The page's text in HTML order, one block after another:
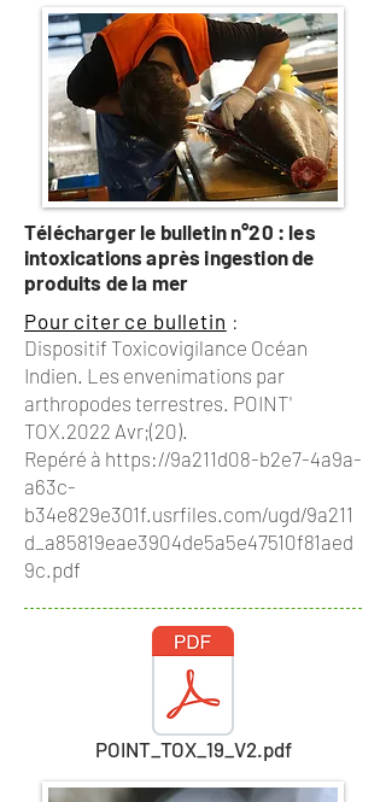
Télécharger le bulletin n°20 : les
intoxications après ingestion de
produits de la mer
Pour citer ce bulletin :
Dispositif Toxicovigilance Océan
Indien. Les envenimations par
arthropodes terrestres. POINT'
TOX.2022 Avr;(20).
Repéré à https://9a211d08-b2e7-4a9a-
a63c-
b34e829e301f.usrfiles.com/ugd/9a211
d_a85819eae3904de5a5e47510f81aed
9c.pdf
POINT_TOX_19_V2.pdf